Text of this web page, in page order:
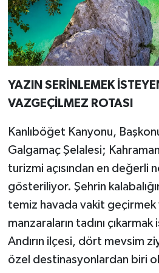
YAZIN SERİNLEMEK
VAZGEÇİLMEZ ROTASI
Kanlıböğet Kanyonu,
Galgamaç Şelalesi;
turizmi açısından en değerli
gösteriliyor. Şehrin
temiz havada vakit geçirmek
manzaraların tadını
Andırın ilçesi, dört mevsim
özel destinasyonlardan biri